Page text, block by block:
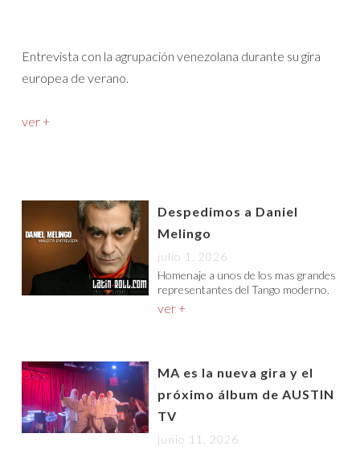
Entrevista con la agrupación venezolana durante su gira
europea de verano.
ver +
Despedimos a Daniel
Melingo
julio 1, 2026
Homenaje a unos de los mas grandes
representantes del Tango moderno.
ver +
MA es la nueva gira y el
próximo álbum de AUSTIN
TV
junio 11, 2026